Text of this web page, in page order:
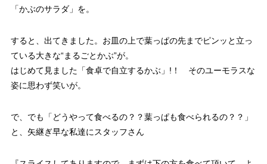
「かぶのサラダ」を。
すると、出てきました。お皿の上で葉っぱの先までピンッと立っ
ている大きな“まるごとかぶ”が。
はじめて見ました「食卓で自立するかぶ」!！ そのユーモラスな
姿に思わず笑いが。
で、でも「どうやって食べるの？？葉っぱも食べられるの？？」
と、矢継ぎ早な私達にスタッフさん